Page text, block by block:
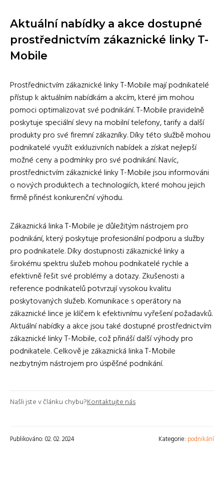
Aktuální nabídky a akce dostupné
prostřednictvím zákaznické linky T-
Mobile
Prostřednictvím zákaznické linky T-Mobile mají podnikatelé
přístup k aktuálním nabídkám a akcím, které jim mohou
pomoci optimalizovat své podnikání. T-Mobile pravidelně
poskytuje speciální slevy na mobilní telefony, tarify a další
produkty pro své firemní zákazníky. Díky této službě mohou
podnikatelé využít exkluzivních nabídek a získat nejlepší
možné ceny a podmínky pro své podnikání. Navíc,
prostřednictvím zákaznické linky T-Mobile jsou informováni
o nových produktech a technologiích, které mohou jejich
firmě přinést konkurenční výhodu.
Zákaznická linka T-Mobile je důležitým nástrojem pro
podnikání, který poskytuje profesionální podporu a služby
pro podnikatele. Díky dostupnosti zákaznické linky a
širokému spektru služeb mohou podnikatelé rychle a
efektivně řešit své problémy a dotazy. Zkušenosti a
reference podnikatelů potvrzují vysokou kvalitu
poskytovaných služeb. Komunikace s operátory na
zákaznické lince je klíčem k efektivnímu vyřešení požadavků.
Aktuální nabídky a akce jsou také dostupné prostřednictvím
zákaznické linky T-Mobile, což přináší další výhody pro
podnikatele. Celkově je zákaznická linka T-Mobile
nezbytným nástrojem pro úspěšné podnikání.
Našli jste v článku chybu?Kontaktujte nás
Publikováno: 02. 02. 2024 Kategorie: podnikání